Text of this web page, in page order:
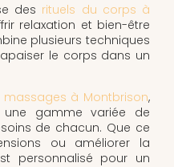
des rituels du corps à
relaxation et bien-être
plusieurs techniques
le corps dans un
massages à Montbrison,
une gamme variée de
de chacun. Que ce
ou améliorer la
personnalisé pour un